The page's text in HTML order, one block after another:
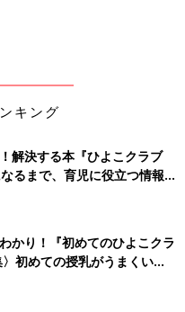
キング
解決する本『ひよこクラブ
るまで、育児に役立つ情報が
かり！『初めてのひよこクラ
初めての授乳がうまくい
基本と夏のトラブル 解決テ